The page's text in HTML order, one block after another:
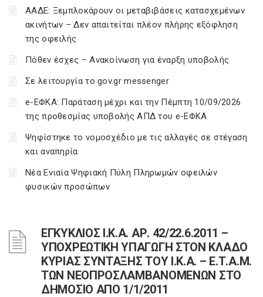
ΑΑΔΕ: Ξεμπλοκάρουν οι μεταβιβάσεις κατασχεμένων
ακινήτων – Δεν απαιτείται πλέον πλήρης εξόφληση
της οφειλής
Πόθεν έσχες – Ανακοίνωση για έναρξη υποβολής
Σε λειτουργία το gov.gr messenger
e-ΕΦΚΑ: Παράταση μέχρι και την Πέμπτη 10/09/2026
της προθεσμίας υποβολής ΑΠΔ του e-ΕΦΚΑ
Ψηφίστηκε το νομοσχέδιο με τις αλλαγές σε στέγαση
και αναπηρία
Νέα Ενιαία Ψηφιακή Πύλη Πληρωμών οφειλών
φυσικών προσώπων
ΕΓΚΥΚΛΙΟΣ Ι.Κ.Α. ΑΡ. 42/22.6.2011 –
ΥΠΟΧΡΕΩΤΙΚΗ ΥΠΑΓΩΓΗ ΣΤΟΝ ΚΛΑΔΟ
ΚΥΡΙΑΣ ΣΥΝΤΑΞΗΣ ΤΟΥ Ι.Κ.Α. – Ε.Τ.Α.Μ.
ΤΩΝ ΝΕΟΠΡΟΣΛΑΜΒΑΝΟΜΕΝΩΝ ΣΤΟ
ΔΗΜΟΣΙΟ ΑΠΟ 1/1/2011